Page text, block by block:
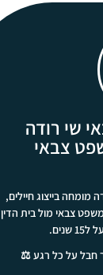
שי רודה
צבאי
מומחה בייצוג חיילים,
צבאי מול בית הדין
חבל על כל רגע ⚖️